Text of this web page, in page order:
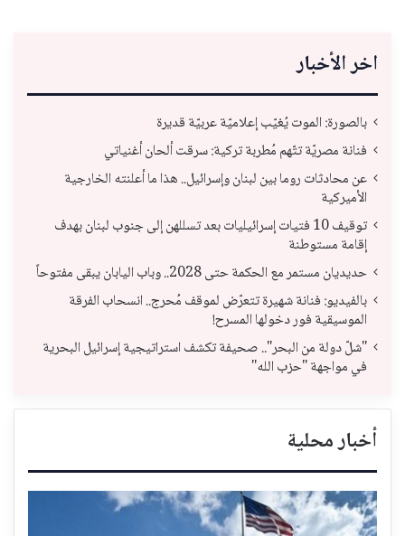
اخر الأخبار
بالصورة: الموت يُغيّب إعلاميّة عربيّة قديرة
فنانة مصريّة تتّهم مُطربة تركية: سرقت ألحان أغنياتي
عن محادثات روما بين لبنان وإسرائيل.. هذا ما أعلنته الخارجية
الأميركية
توقيف 10 فتيات إسرائيليات بعد تسللهن إلى جنوب لبنان بهدف
إقامة مستوطنة
حديديان مستمر مع الحكمة حتى 2028.. وباب اليابان يبقى مفتوحاً
بالفيديو: فنانة شهيرة تتعرّض لموقف مُحرج.. انسحاب الفرقة
الموسيقية فور دخولها المسرح!
"شلّ دولة من البحر".. صحيفة تكشف استراتيجية إسرائيل البحرية
في مواجهة "حزب الله"
أخبار محلية